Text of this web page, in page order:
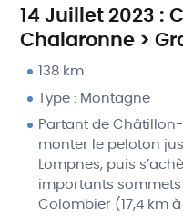
14 Juillet 2023 :
Chalaronne >
138 km
Type : Montagne
Partant de
monter le peloton
Lompnes, puis
importants
Colombier (17,4 km à